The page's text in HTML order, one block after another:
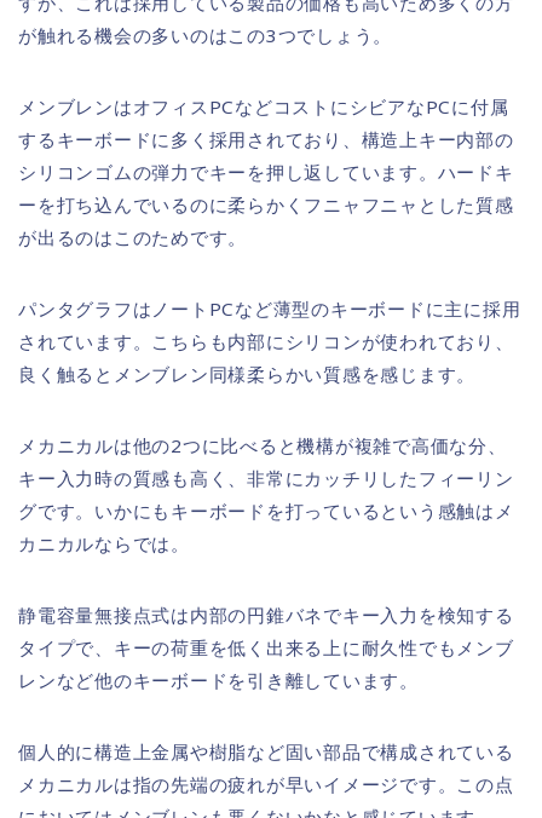
が触れる機会の多いのはこの3つでしょう。
メンブレンはオフィスPCなどコストにシビアなPCに付属
するキーボードに多く採用されており、構造上キー内部の
シリコンゴムの弾力でキーを押し返しています。ハードキ
ーを打ち込んでいるのに柔らかくフニャフニャとした質感
が出るのはこのためです。
パンタグラフはノートPCなど薄型のキーボードに主に採用
されています。こちらも内部にシリコンが使われており、
良く触るとメンブレン同様柔らかい質感を感じます。
メカニカルは他の2つに比べると機構が複雑で高価な分、
キー入力時の質感も高く、非常にカッチリしたフィーリン
グです。いかにもキーボードを打っているという感触はメ
カニカルならでは。
静電容量無接点式は内部の円錐バネでキー入力を検知する
タイプで、キーの荷重を低く出来る上に耐久性でもメンブ
レンなど他のキーボードを引き離しています。
個人的に構造上金属や樹脂など固い部品で構成されている
メカニカルは指の先端の疲れが早いイメージです。この点